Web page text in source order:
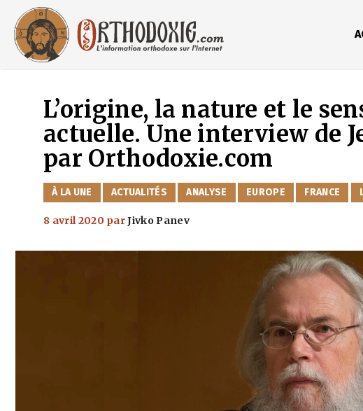
contenu
L’origine, la nature et le
actuelle. Une interview de
par Orthodoxie.com
CATÉGORIES
À LA UNE ACTUALITÉS ANALYSE EUROPE FRANCE
8 avril 2020 parJivko Panev